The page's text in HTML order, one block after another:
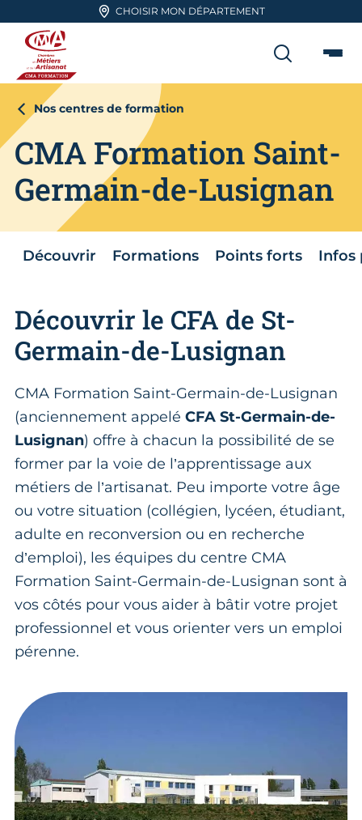
Aller en haut de pageCHOISIR MON DÉPARTEMENT
CMA FORMATION
Nos centres de formation
CMA Formation Saint-
Germain-de-Lusignan
Découvrir Formations Points forts Infos
Découvrir le CFA de St-
Germain-de-Lusignan
CMA Formation Saint-Germain-de-Lusignan
(anciennement appelé CFA St-Germain-de-
Lusignan) offre à chacun la possibilité de se
former par la voie de l’apprentissage aux
métiers de l’artisanat. Peu importe votre âge
ou votre situation (collégien, lycéen, étudiant,
adulte en reconversion ou en recherche
d’emploi), les équipes du centre CMA
Formation Saint-Germain-de-Lusignan sont à
vos côtés pour vous aider à bâtir votre projet
professionnel et vous orienter vers un emploi
pérenne.